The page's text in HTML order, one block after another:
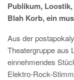
Publikum,
Blah Korb, ein
Aus der
Theatergruppe aus
einnehmendes
Elektro-Rock-